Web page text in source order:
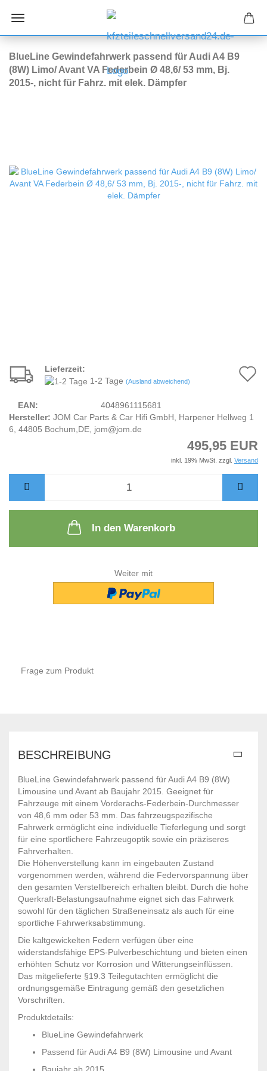
BlueLine Gewindefahrwerk passend für Audi A4 B9
(8W) Limo/ Avant VA Federbein Ø 48,6/ 53 mm, Bj.
2015-, nicht für Fahrz. mit elek. Dämpfer
Lieferzeit:
1-2 Tage (Ausland abweichend)
EAN:
4048961115681
Hersteller: JOM Car Parts & Car Hifi GmbH, Harpener Hellweg 1
6, 44805 Bochum,DE, jom@jom.de
495,95 EUR
inkl. 19% MwSt. zzgl. Versand
In den Warenkorb
Weiter mit
Frage zum Produkt
BESCHREIBUNG
BlueLine Gewindefahrwerk passend für Audi A4 B9 (8W)
Limousine und Avant ab Baujahr 2015. Geeignet für
Fahrzeuge mit einem Vorderachs-Federbein-Durchmesser
von 48,6 mm oder 53 mm. Das fahrzeugspezifische
Fahrwerk ermöglicht eine individuelle Tieferlegung und sorgt
für eine sportlichere Fahrzeugoptik sowie ein präziseres
Fahrverhalten.
Die Höhenverstellung kann im eingebauten Zustand
vorgenommen werden, während die Federvorspannung über
den gesamten Verstellbereich erhalten bleibt. Durch die hohe
Querkraft-Belastungsaufnahme eignet sich das Fahrwerk
sowohl für den täglichen Straßeneinsatz als auch für eine
sportliche Fahrwerksabstimmung.
Die kaltgewickelten Federn verfügen über eine
widerstandsfähige EPS-Pulverbeschichtung und bieten einen
erhöhten Schutz vor Korrosion und Witterungseinflüssen.
Das mitgelieferte §19.3 Teilegutachten ermöglicht die
ordnungsgemäße Eintragung gemäß den gesetzlichen
Vorschriften.
Produktdetails:
BlueLine Gewindefahrwerk
Passend für Audi A4 B9 (8W) Limousine und Avant
Baujahr ab 2015